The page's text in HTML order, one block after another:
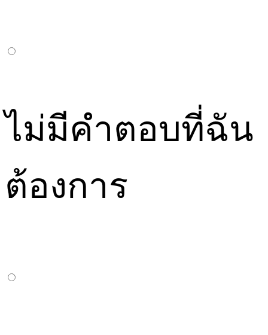
ไม่มีคำตอบที่ฉัน
ต้องการ